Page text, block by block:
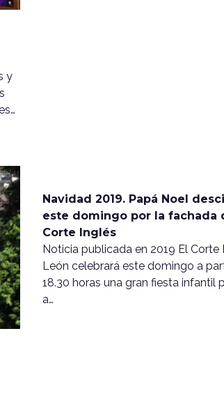
y
Navidad 2019. Papá Noel
este domingo por la fachada
Corte Inglés
Noticia publicada en 2019 El Corte
León celebrará este domingo a
18.30 horas una gran fiesta infantil
a…